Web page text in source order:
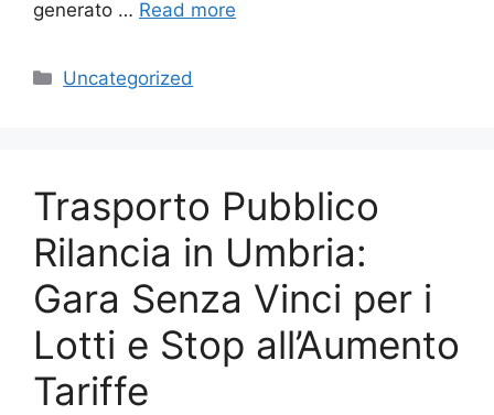
generato … Read more
Categories
Uncategorized
Trasporto Pubblico
Rilancia in Umbria:
Gara Senza Vinci per i
Lotti e Stop all’Aumento
Tariffe